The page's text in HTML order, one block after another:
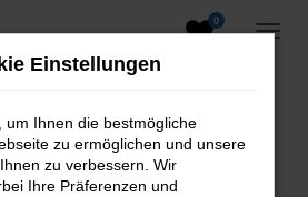
0
Shop
Einstellungen
um Ihnen die bestmögliche
zu ermöglichen und unsere
zu verbessern. Wir
Ihre Präferenzen und